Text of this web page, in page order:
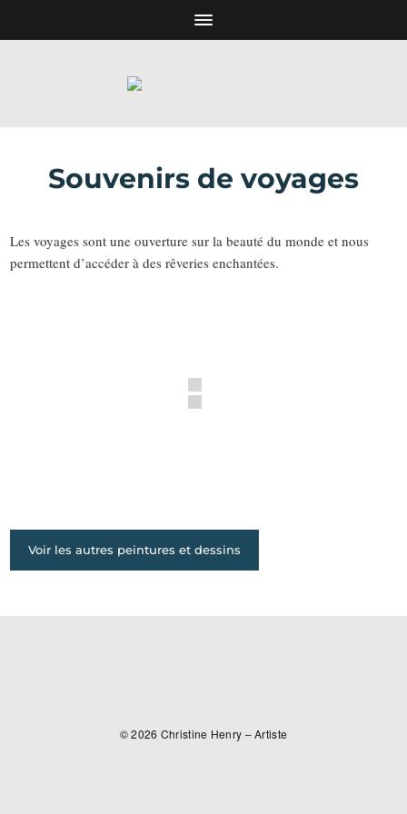
Souvenirs de voyages
Les voyages sont une ouverture sur la beauté du monde et nous
permettent d’accéder à des rêveries enchantées.
Voir les autres peintures et dessins
© 2026 Christine Henry – Artiste